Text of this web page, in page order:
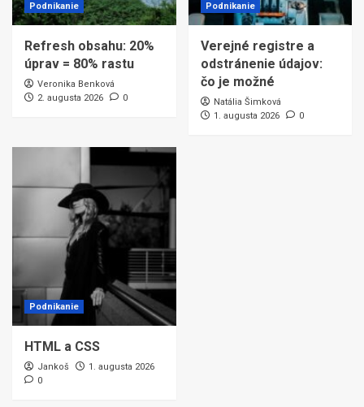
Podnikanie
Refresh obsahu: 20%
úprav = 80% rastu
Veronika Benková
2. augusta 2026
0
Podnikanie
Verejné registre a
odstránenie údajov:
čo je možné
Natália Šimková
1. augusta 2026
0
Podnikanie
HTML a CSS
Jankoš
1. augusta 2026
0